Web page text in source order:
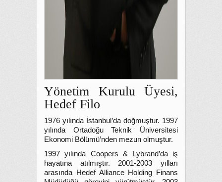
Yönetim Kurulu Üyesi,
Hedef Filo
1976 yılında İstanbul’da doğmuştur. 1997
yılında Ortadoğu Teknik Üniversitesi
Ekonomi Bölümü’nden mezun olmuştur.
1997 yılında Coopers & Lybrand’da iş
hayatına atılmıştır. 2001-2003 yılları
arasında Hedef Alliance Holding Finans